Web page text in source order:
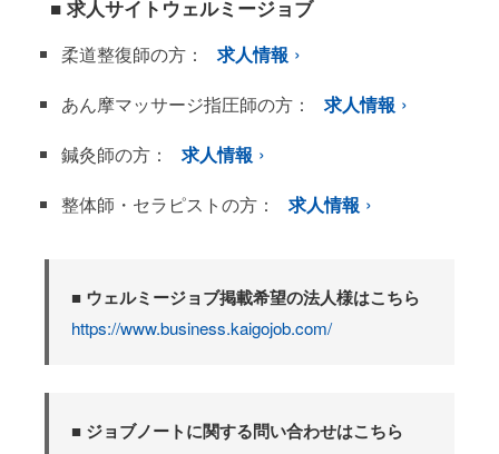
■ 求人サイトウェルミージョブ
柔道整復師の方：
求人情報
あん摩マッサージ指圧師の方：
求人情報
鍼灸師の方：
求人情報
整体師・セラピストの方：
求人情報
■ ウェルミージョブ掲載希望の法人様はこちら
https://www.business.kaigojob.com/
■ ジョブノートに関する問い合わせはこちら